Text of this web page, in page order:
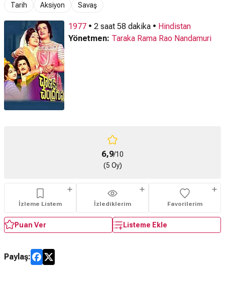
Tarih Aksiyon Savaş
1977 • 2 saat 58 dakika • Hindistan
Yönetmen: Taraka Rama Rao Nandamuri
6,9/10
(5 Oy)
İzleme Listem İzlediklerim Favorilerim
Puan Ver Listeme Ekle
Paylaş: